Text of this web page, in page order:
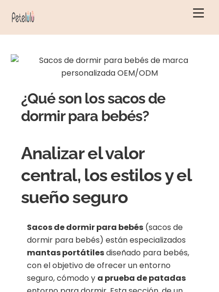
¿Qué son los sacos de
dormir para bebés?
Analizar el valor
central, los estilos y el
sueño seguro
Sacos de dormir para bebés (sacos de
dormir para bebés) están especializados
mantas portátilesdiseñado para bebés,
con el objetivo de ofrecer un entorno
seguro, cómodo y a prueba de patadas